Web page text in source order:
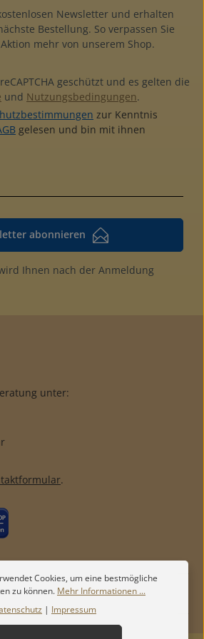
Newsletter und erhalten
Bestellung. So verpassen Sie
mehr von unserem Shop.
geschützt und es gelten die
und Nutzungsbedingungen.
zur Kenntnis
gelesen und bin mit ihnen
abonnieren
Ihnen nach der Anmeldung
unter:
.
Cookies, um eine bestmögliche
zu können. Mehr Informationen ...
| Impressum